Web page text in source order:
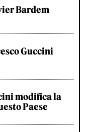
Bardem
Guccini
modifica la
Paese